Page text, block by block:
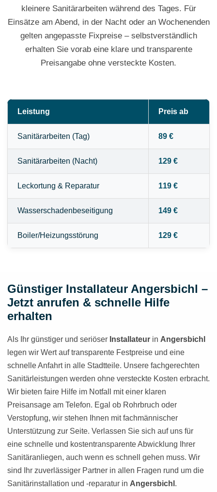
kleinere Sanitärarbeiten während des Tages. Für
Einsätze am Abend, in der Nacht oder an Wochenenden
gelten angepasste Fixpreise – selbstverständlich
erhalten Sie vorab eine klare und transparente
Preisangabe ohne versteckte Kosten.
Leistung Preis ab
Sanitärarbeiten (Tag) 89 €
Sanitärarbeiten (Nacht) 129 €
Leckortung & Reparatur 119 €
Wasserschadenbeseitigung 149 €
Boiler/Heizungsstörung 129 €
Günstiger Installateur Angersbichl –
Jetzt anrufen & schnelle Hilfe
erhalten
Als Ihr günstiger und seriöser Installateur in Angersbichl
legen wir Wert auf transparente Festpreise und eine
schnelle Anfahrt in alle Stadtteile. Unsere fachgerechten
Sanitärleistungen werden ohne versteckte Kosten erbracht.
Wir bieten faire Hilfe im Notfall mit einer klaren
Preisansage am Telefon. Egal ob Rohrbruch oder
Verstopfung, wir stehen Ihnen mit fachmännischer
Unterstützung zur Seite. Verlassen Sie sich auf uns für
eine schnelle und kostentransparente Abwicklung Ihrer
Sanitäranliegen, auch wenn es schnell gehen muss. Wir
sind Ihr zuverlässiger Partner in allen Fragen rund um die
Sanitärinstallation und -reparatur in Angersbichl .